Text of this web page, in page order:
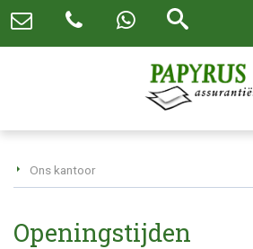
Ons kantoor
Openingstijden